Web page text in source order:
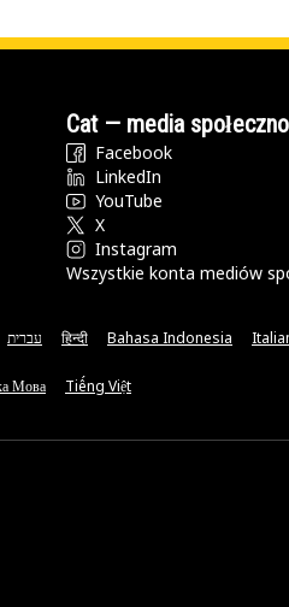
Cat — media
Facebook
LinkedIn
YouTube
X
Instagram
Wszystkie konta mediów
עברית हिन्दी Bahasa Indonesia
Мова Tiếng Việt